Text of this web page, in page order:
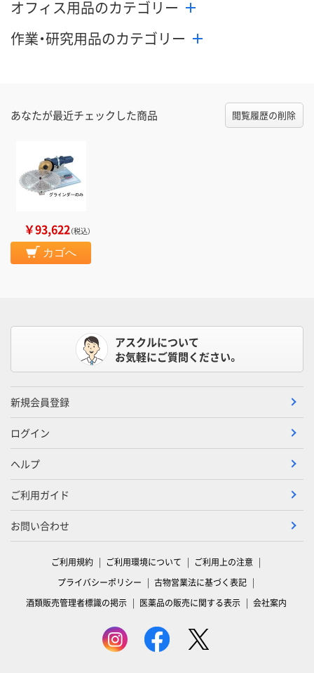
オフィス用品のカテゴリー
作業・研究用品のカテゴリー
あなたが最近チェックした商品 閲覧履歴の削除
￥93,622（税込）
カゴへ
アスクルについて
お気軽にご質問ください。
新規会員登録
ログイン
ヘルプ
ご利用ガイド
お問い合わせ
ご利用規約 ご利用環境について
ご利用上の注意
プライバシーポリシー
古物営業法に基づく表記
酒類販売管理者標識の掲示
医薬品の販売に関する表示 会社案内